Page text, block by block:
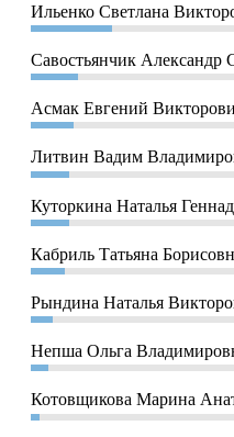
Ильенко Светлана
Савостьянчик Александр
Асмак Евгений
Литвин Вадим
Куторкина Наталья
Кабриль Татьяна
Рындина Наталья
Непша Ольга
Котовщикова Марина